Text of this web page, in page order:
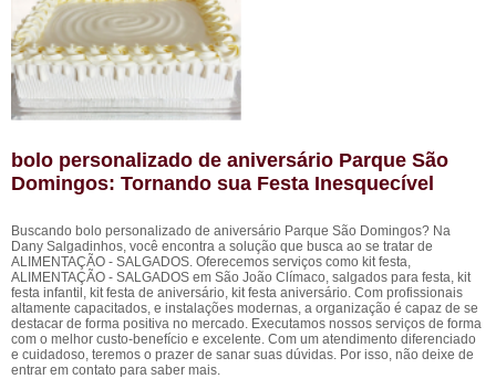
bolo personalizado de aniversário Parque São
Domingos: Tornando sua Festa Inesquecível
Buscando bolo personalizado de aniversário Parque São Domingos? Na
Dany Salgadinhos, você encontra a solução que busca ao se tratar de
ALIMENTAÇÃO - SALGADOS. Oferecemos serviços como kit festa,
ALIMENTAÇÃO - SALGADOS em São João Clímaco, salgados para festa, kit
festa infantil, kit festa de aniversário, kit festa aniversário. Com profissionais
altamente capacitados, e instalações modernas, a organização é capaz de se
destacar de forma positiva no mercado. Executamos nossos serviços de forma
com o melhor custo-benefício e excelente. Com um atendimento diferenciado
e cuidadoso, teremos o prazer de sanar suas dúvidas. Por isso, não deixe de
entrar em contato para saber mais.